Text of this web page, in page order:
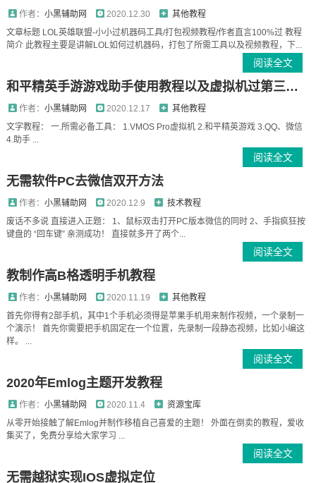
站内公告
作者： 小黑辅助网 2020.12.30
其他教程
文章标题 LOL英雄联盟-小小过机器码工具/打包视频教程/作者直言100%过 教程
简介 此教程主要是讲解LOL如何过机器码，打包了所需工具以及视频教程，下...
阅读全文
和平精英手游游戏助手使用教程以及虚拟机过第三方教程
作者： 小黑辅助网 2020.12.17
其他教程
文字教程： 一.所需必备工具： 1.VMOS Pro虚拟机 2.和平精英游戏 3.QQ、微信
4.助手 ...
阅读全文
无需软件PC去微信双开方法
作者： 小黑辅助网 2020.12.9
技术教程
废话不多说 直接进入正题： 1、鼠标双击打开PC版本微信的同时 2、手指疯狂按
键盘的 “回车键” 亲测成功！ 直接就多开了两个...
阅读全文
教制作高B格透明手机教程
作者： 小黑辅助网 2020.11.19
其他教程
首先你得有2部手机，其中1个手机必须得是苹果手机用来制作视频，一个录制一
个演示！ 首先你需要把手机固定在一个位置，先录制一段静态视频，比如小编这
样。 ...
阅读全文
2020年Emlog主题开发教程
作者： 小黑辅助网 2020.11.4
资源宝库
从零开始接触了解Emlog并制作移植自己喜爱的主题！ 外面在倒卖的教程，爱收
集买了，免费分享给大家学习 ...
阅读全文
无需越狱实现IOS虚拟定位